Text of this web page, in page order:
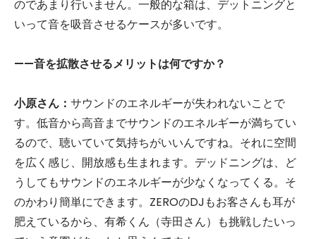
のであまり行いません。一般的な箱は、デットニングと
いって音を吸音させるケースが多いです。
——音を拡散させるメリットは何ですか？
小原さん： サウンドのエネルギーが失われないことで
す。低音から高音までサウンドのエネルギーが満ちてい
るので、聴いていて気持ちがいいんですね。それに空間
を広く感じ、開放感も生まれます。デッドニングは、ど
うしてもサウンドのエネルギーが少なくなってくる。そ
のかわり簡単にできます。ZEROのDJもお客さんも耳が
肥えているから、有希くん（寺田さん）も挑戦したいっ